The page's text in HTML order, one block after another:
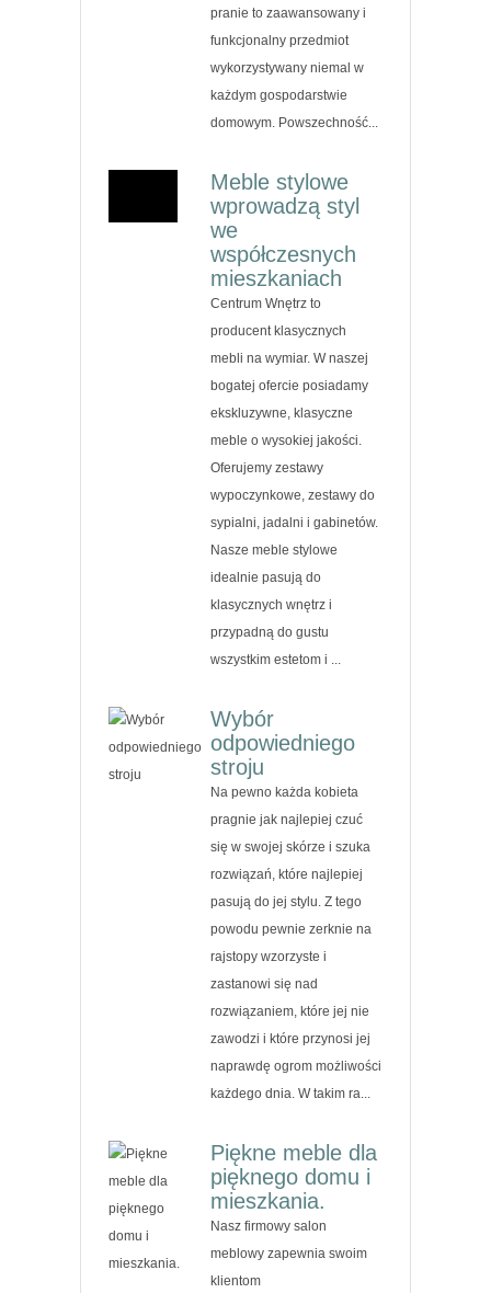
pranie to zaawansowany i
funkcjonalny przedmiot
wykorzystywany niemal w
każdym gospodarstwie
domowym. Powszechność...
Meble stylowe
wprowadzą styl
we
współczesnych
mieszkaniach
Centrum Wnętrz to
producent klasycznych
mebli na wymiar. W naszej
bogatej ofercie posiadamy
ekskluzywne, klasyczne
meble o wysokiej jakości.
Oferujemy zestawy
wypoczynkowe, zestawy do
sypialni, jadalni i gabinetów.
Nasze meble stylowe
idealnie pasują do
klasycznych wnętrz i
przypadną do gustu
wszystkim estetom i ...
Wybór
odpowiedniego
stroju
Na pewno każda kobieta
pragnie jak najlepiej czuć
się w swojej skórze i szuka
rozwiązań, które najlepiej
pasują do jej stylu. Z tego
powodu pewnie zerknie na
rajstopy wzorzyste i
zastanowi się nad
rozwiązaniem, które jej nie
zawodzi i które przynosi jej
naprawdę ogrom możliwości
każdego dnia. W takim ra...
Piękne meble dla
pięknego domu i
mieszkania.
Nasz firmowy salon
meblowy zapewnia swoim
klientom